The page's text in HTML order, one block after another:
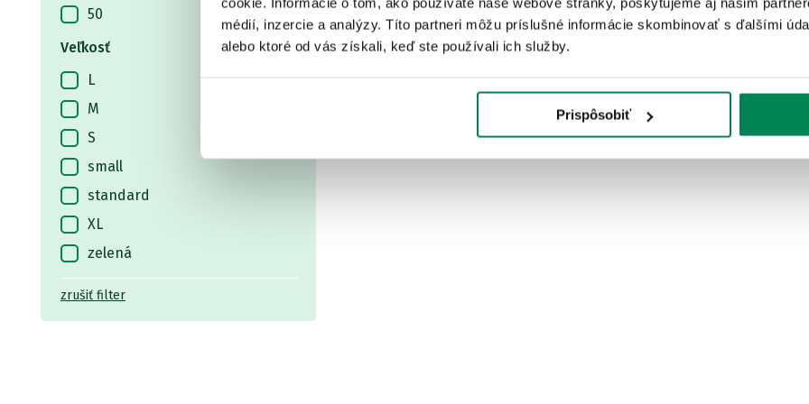
médií, inzercie a analýzy. Títo partneri môžu príslušné informácie skombinovať s ďalšími
alebo ktoré od vás získali, keď ste používali ich služby.
Prispôsobiť
50
57
60
74
75
90
100
750
Veľkosť
L
M
S
small
standard
XL
zelená
0,5
zrušiť filter
Skladom / u vás už 11.08.
OD 16.07 €
pôvodne
OD 1.71 €
pôvodne od 1.90 €
Skladom/ u vás už 11.08.
OD 2.07 €